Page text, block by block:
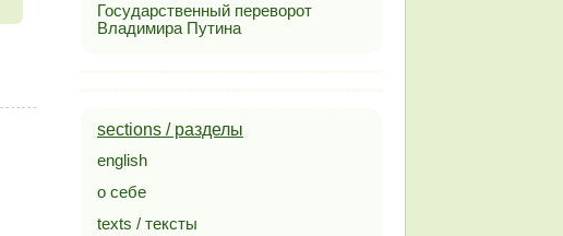
Государственный переворот
Владимира Путина
sections / разделы
english
о себе
texts / тексты